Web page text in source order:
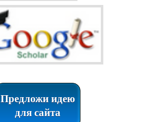
Предложи идею
для сайта